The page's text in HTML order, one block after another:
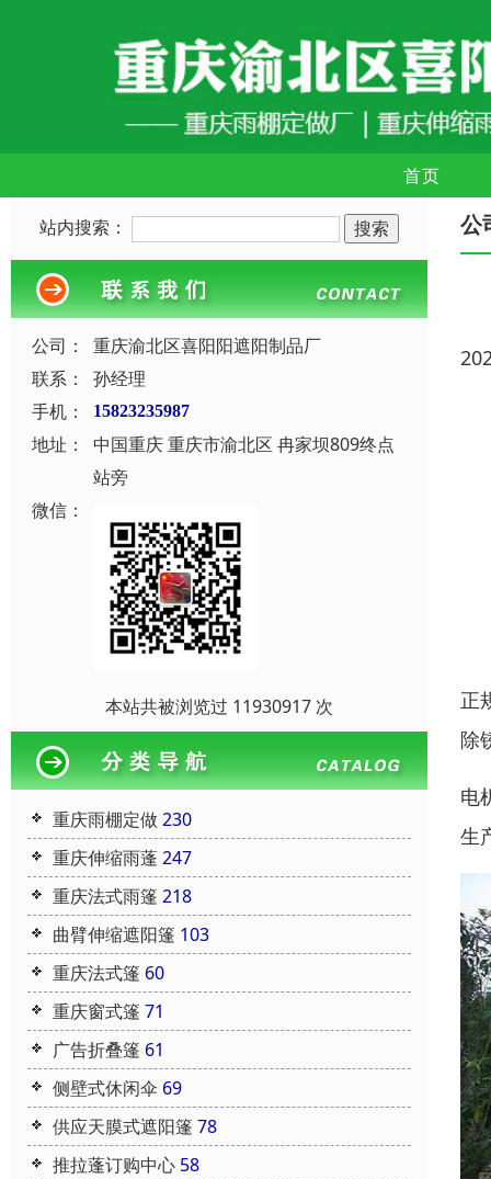
首页
站内搜索：
公司：
重庆渝北区喜阳阳遮阳制品厂
联系：
孙经理
手机：
15823235987
地址：
中国重庆 重庆市渝北区 冉家坝809终点
站旁
微信：
本站共被浏览过 11930917 次
重庆雨棚定做230
重庆伸缩雨蓬247
重庆法式雨篷 218
曲臂伸缩遮阳篷 103
重庆法式篷 60
重庆窗式篷 71
广告折叠篷 61
侧壁式休闲伞 69
供应天膜式遮阳篷 78
推拉蓬订购中心 58
公
正
除
电
生